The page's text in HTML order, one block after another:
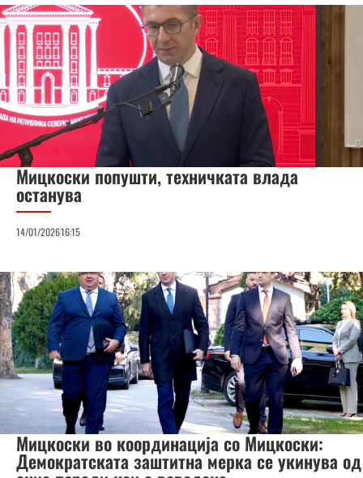
Мицкоски попушти, техничката влада
останува
14/01/202616:15
Мицкоски во координација со Мицкоски:
Демократската заштитна мерка се укинува од